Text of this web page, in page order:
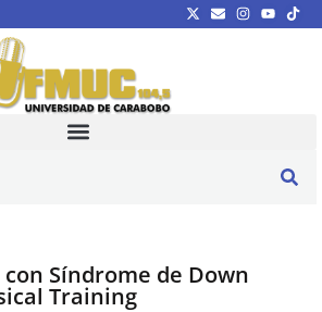
Síndrome de Down
Training